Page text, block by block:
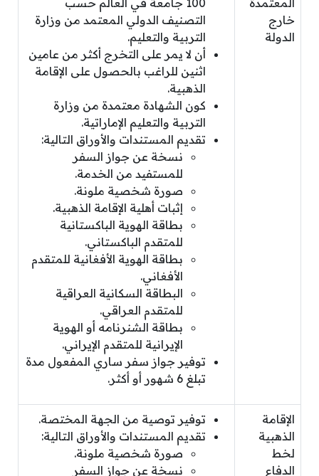
المعتمدة
خارج
الدولة
100 جامعة في العالم حسب
التصنيف الدولي المعتمد من وزارة
التربية والتعليم.
أن لا يمر على التخرج أكثر من عامين
اثنين للراغب بالحصول على الإقامة
الذهبية.
كون الشهادة معتمدة من وزارة
التربية والتعليم الإماراتية.
تقديم المستندات والأوراق التالية:
نسخة عن جواز السفر
للمستفيد من الخدمة.
صورة شخصية ملونة.
إثبات أهلية الإقامة الذهبية.
بطاقة الهوية الباكستانية
للمتقدم الباكستاني.
بطاقة الهوية الأفغانية للمتقدم
الأفغاني.
البطاقة السكانية العراقية
للمتقدم العراقي.
بطاقة الشنرنامه أو الهوية
الإيرانية للمتقدم الإيراني.
توفير جواز سفر ساري المفعول مدة
تبلغ 6 شهور أو أكثر.
الإقامة
الذهبية
لخط
الدفاع
توفير توصية من الجهة المختصة.
تقديم المستندات والأوراق التالية:
صورة شخصية ملونة.
نسخة عن جواز السفر